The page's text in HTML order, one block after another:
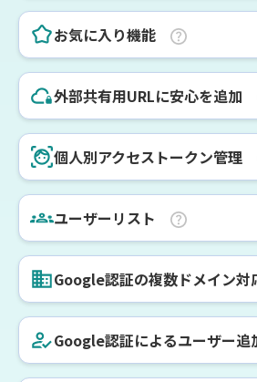
お気に入り機能
外部共有用URLに安心を追加
個人別アクセストークン管理
ユーザーリスト
Google認証の複数ドメイン対
Google認証によるユーザー追